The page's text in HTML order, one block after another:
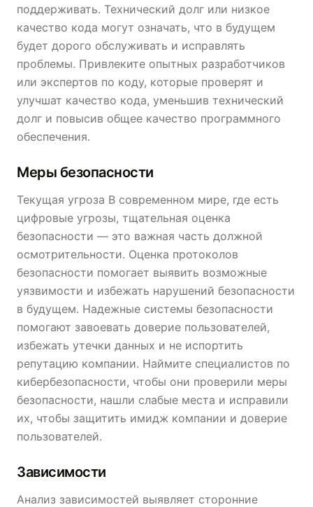
поддерживать. Технический долг или низкое
качество кода могут означать, что в будущем
будет дорого обслуживать и исправлять
проблемы. Привлеките опытных разработчиков
или экспертов по коду, которые проверят и
улучшат качество кода, уменьшив технический
долг и повысив общее качество программного
обеспечения.
Меры безопасности
Текущая угроза В современном мире, где есть
цифровые угрозы, тщательная оценка
безопасности — это важная часть должной
осмотрительности. Оценка протоколов
безопасности помогает выявить возможные
уязвимости и избежать нарушений безопасности
в будущем. Надежные системы безопасности
помогают завоевать доверие пользователей,
избежать утечки данных и не испортить
репутацию компании. Наймите специалистов по
кибербезопасности, чтобы они проверили меры
безопасности, нашли слабые места и исправили
их, чтобы защитить имидж компании и доверие
пользователей.
Зависимости
Анализ зависимостей выявляет сторонние